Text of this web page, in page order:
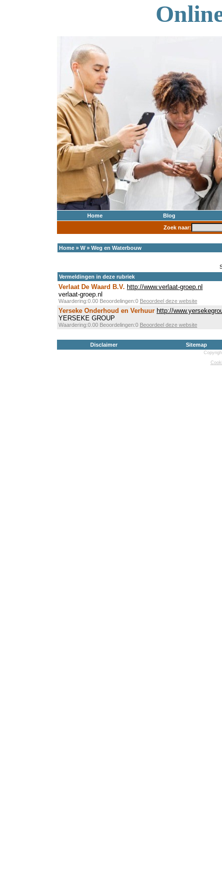
Home
Blog
Zoek naar:
Home » W» Weg en Waterbouw
Vermeldingen in deze rubriek
Verlaat De Waard B.V. http://www.verlaat-groep.nl
verlaat-groep.nl
Waardering:0.00 Beoordelingen:0 Beoordeel deze website
Yerseke Onderhoud en Verhuur http://
YERSEKE GROUP
Waardering:0.00 Beoordelingen:0 Beoordeel deze website
Disclaimer Sitemap